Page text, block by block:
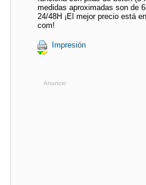
medidas aproximadas son de
24/48H ¡El mejor precio está
com!
Impresión
Anuncio